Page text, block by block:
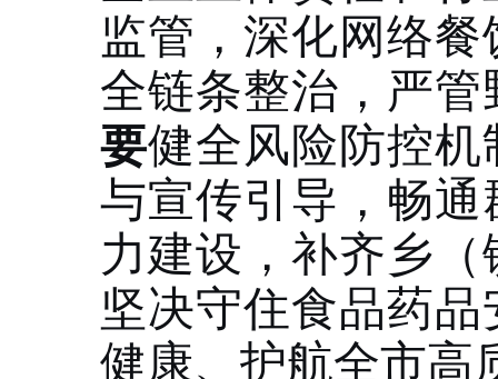
监管，深化网络
全链条整治，严
要健全风险防控
与宣传引导，畅
力建设，补齐乡
坚决守住食品药
健康、护航全市高